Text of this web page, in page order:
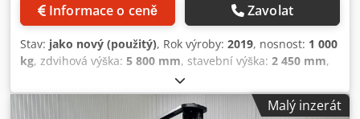
Informace o ceně Zavolat
Stav: jako nový (použitý), Rok výroby: 2019, nosnost: 1 000
kg, zdvihová výška: 5 800 mm, stavební výška: 2 450 mm,
, typ paliva:
triplex, Výrobce + model: STILL EK-X 24 Stožár: 3F5800 ID:
25091.5029 Kategorie: Demo Stožár: 3F Snížená výška: 2450
Malý inzerát